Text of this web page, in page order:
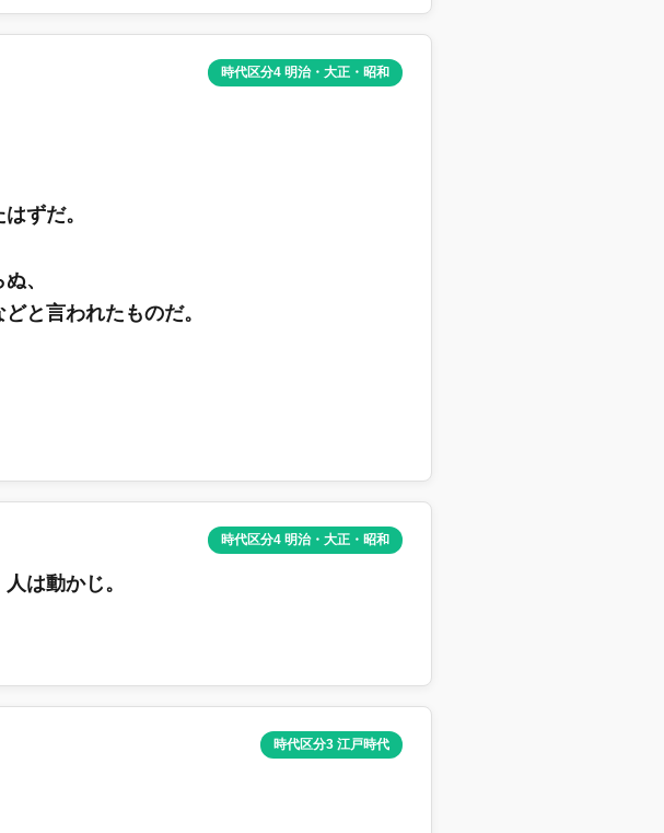
時代区分4 明治・大正・昭和
ずだ。
、
と言われたものだ。
時代区分4 明治・大正・昭和
は動かじ。
時代区分3 江戸時代